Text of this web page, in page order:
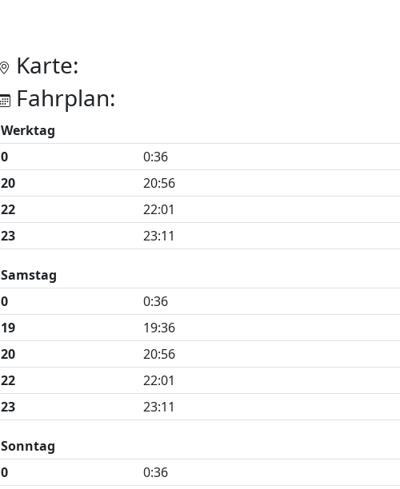
Karte:
Fahrplan:
Werktag
0
0:36
20
20:56
22
22:01
23
23:11
Samstag
0
0:36
19
19:36
20
20:56
22
22:01
23
23:11
Sonntag
0
0:36